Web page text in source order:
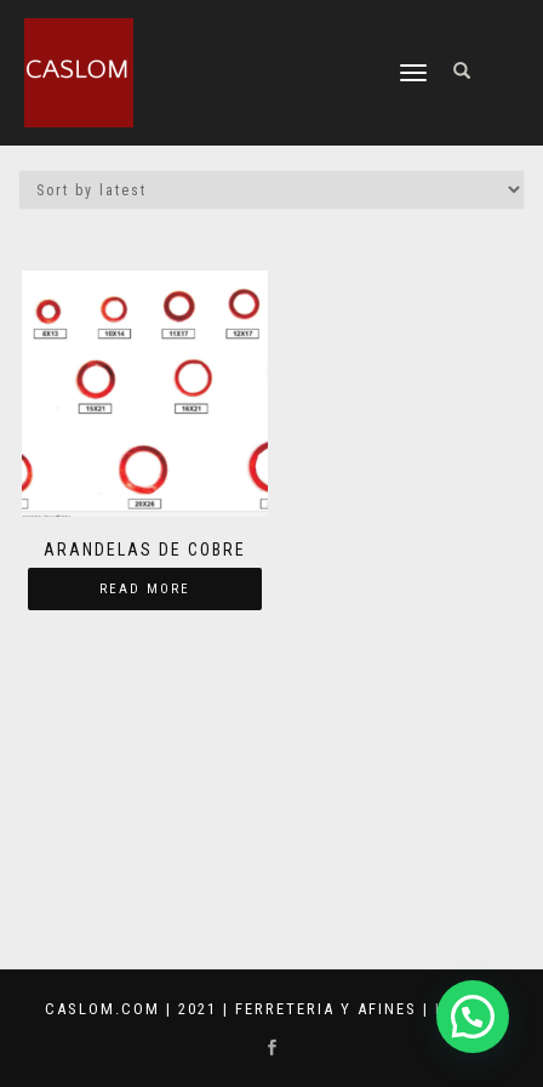
CAMBIAR
ARANDELAS DE COBRE
READ MORE
CASLOM.COM | 2021 | FERRETERIA Y AFINES | KEVVAR